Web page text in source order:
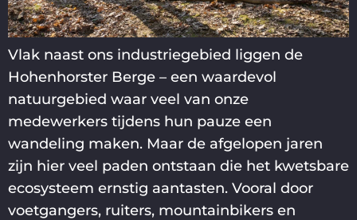
Vlak naast ons industriegebied liggen de
Hohenhorster Berge – een waardevol
natuurgebied waar veel van onze
medewerkers tijdens hun pauze een
wandeling maken. Maar de afgelopen jaren
zijn hier veel paden ontstaan die het kwetsbare
ecosysteem ernstig aantasten. Vooral door
voetgangers, ruiters, mountainbikers en